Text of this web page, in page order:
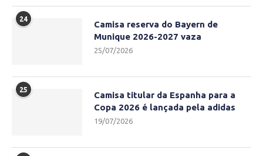
24
Camisa reserva do Bayern de
Munique 2026-2027 vaza
25/07/2026
25
Camisa titular da Espanha para a
Copa 2026 é lançada pela adidas
19/07/2026